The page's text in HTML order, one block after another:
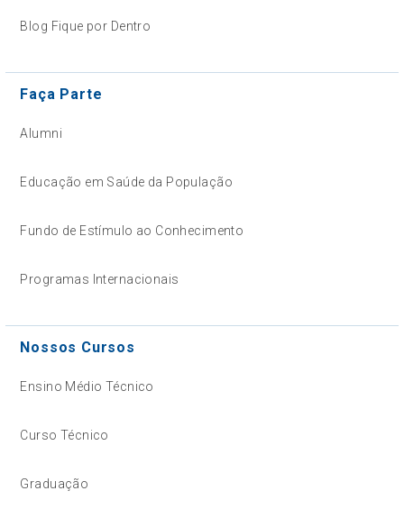
Blog Fique por Dentro
Faça Parte
Alumni
Educação em Saúde da População
Fundo de Estímulo ao Conhecimento
Programas Internacionais
Nossos Cursos
Ensino Médio Técnico
Curso Técnico
Graduação